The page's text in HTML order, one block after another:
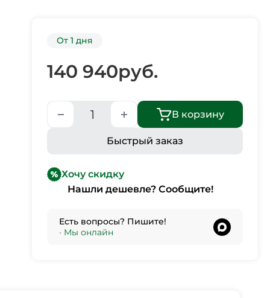
От 1 дня
140 940руб.
В корзину
Быстрый заказ
Хочу скидку
Нашли дешевле? Сообщите!
Есть вопросы? Пишите!
• Мы онлайн